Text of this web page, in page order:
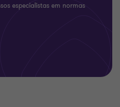
especialistas em normas